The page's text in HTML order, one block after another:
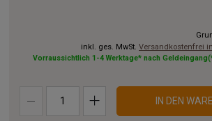
inkl. ges. MwSt. Versandkostenfrei
Vorraussichtlich 1-4 Werktage* nach
IN DEN